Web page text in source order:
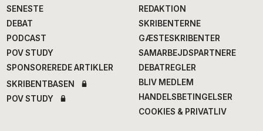
SENESTE
DEBAT
PODCAST
POV STUDY
SPONSOREREDE ARTIKLER
SKRIBENTBASEN
POV STUDY
REDAKTION
SKRIBENTERNE
GÆSTESKRIBENTER
SAMARBEJDSPARTNERE
DEBATREGLER
BLIV MEDLEM
HANDELSBETINGELSER
COOKIES & PRIVATLIV